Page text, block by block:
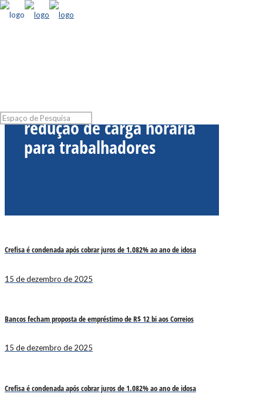
Lei aprovada traz
redução de carga horária
para trabalhadores
Crefisa é condenada após cobrar juros de 1.082% ao ano de idosa
15 de dezembro de 2025
Bancos fecham proposta de empréstimo de R$ 12 bi aos Correios
15 de dezembro de 2025
Crefisa é condenada após cobrar juros de 1.082% ao ano de idosa